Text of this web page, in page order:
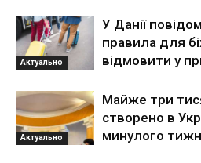
Актуально
У Данії
правила для
відмовити у
Актуально
Майже три
створено в
минулого